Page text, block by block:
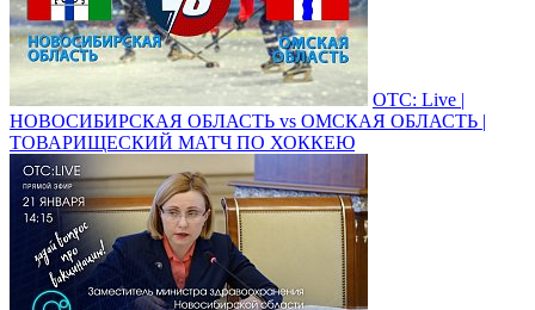
ОТС: Live |
НОВОСИБИРСКАЯ ОБЛАСТЬ vs ОМСКАЯ ОБЛАСТЬ |
ТОВАРИЩЕСКИЙ МАТЧ ПО ХОККЕЮ